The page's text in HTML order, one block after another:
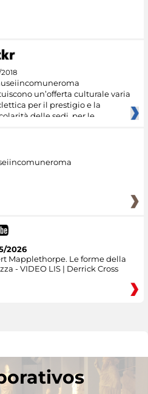
un’offerta culturale varia
per il prestigio e la
delle sedi, per le
2026
Mapplethorpe. Le forme della
- VIDEO LIS | Derrick Cross